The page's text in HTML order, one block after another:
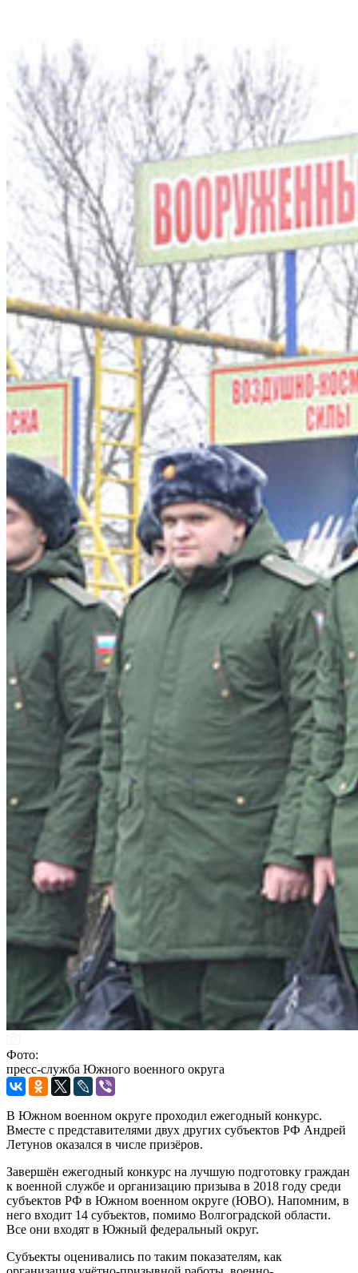
Фото:
пресс-служба Южного военного округа
В Южном военном округе проходил ежегодный конкурс.
Вместе с представителями двух других субъектов РФ Андрей
Летунов оказался в числе призёров.
Завершён ежегодный конкурс на лучшую подготовку граждан
к военной службе и организацию призыва в 2018 году среди
субъектов РФ в Южном военном округе (ЮВО). Напомним, в
него входит 14 субъектов, помимо Волгоградской области.
Все они входят в Южный федеральный округ.
Субъекты оценивались по таким показателям, как